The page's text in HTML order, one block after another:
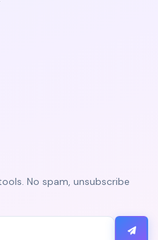
No spam, unsubscribe